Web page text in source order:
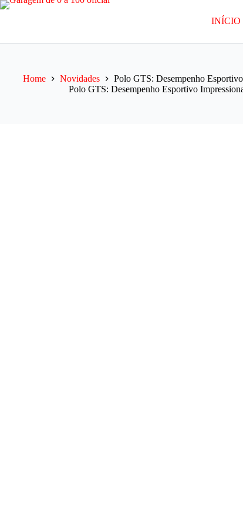
Pular
INÍCIO
Home Novidades
Polo GTS: Desempenho
Polo GTS: Desempenho Esportivo